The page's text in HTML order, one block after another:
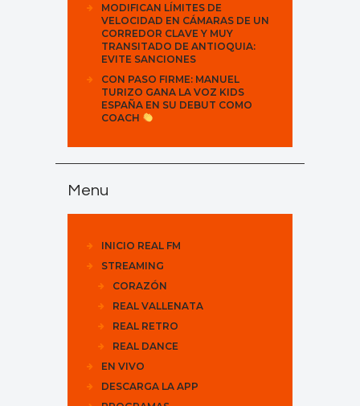
MODIFICAN LÍMITES DE
VELOCIDAD EN CÁMARAS DE UN
CORREDOR CLAVE Y MUY
TRANSITADO DE ANTIOQUIA:
EVITE SANCIONES
CON PASO FIRME: MANUEL
TURIZO GANA LA VOZ KIDS
ESPAÑA EN SU DEBUT COMO
COACH
Menu
INICIO REAL FM
STREAMING
CORAZÓN
REAL VALLENATA
REAL RETRO
REAL DANCE
EN VIVO
DESCARGA LA APP